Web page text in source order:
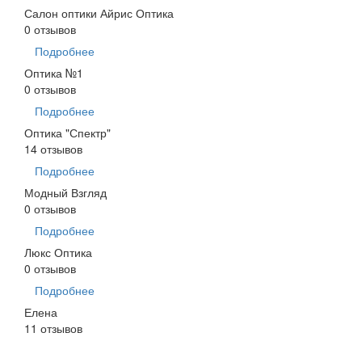
Салон оптики Айрис Оптика
0 отзывов
Подробнее
Оптика №1
0 отзывов
Подробнее
Оптика "Спектр"
14 отзывов
Подробнее
Модный Взгляд
0 отзывов
Подробнее
Люкс Оптика
0 отзывов
Подробнее
Елена
11 отзывов